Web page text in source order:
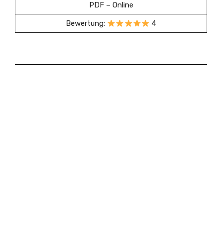
PDF – Online
Bewertung: 4